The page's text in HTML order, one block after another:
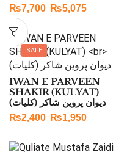
₨7,700 ₨5,075
SALE
IWAN E PARVEEN
SHAKIR (KULYAT)
دیوان پروین شاکر (کلیات)
₨2,400 ₨1,950